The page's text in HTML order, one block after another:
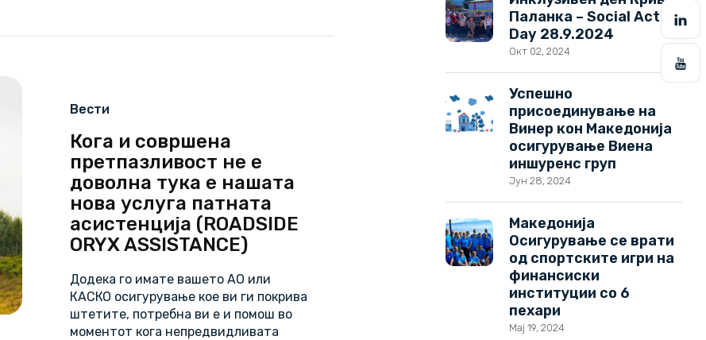
Вести
Кога и совршена
претпазливост не е
доволна тука е нашата
нова услуга патната
асистенција (ROADSIDE
ORYX ASSISTANCE)
Додека го имате вашето АО или
КАСКО осигурување кое ви ги покрива
штетите, потребна ви е и помош во
моментот кога непредвидливата
Паланка – Social Active
Day 28.9.2024
Окт 02, 2024
Успешно
присоединување на
Винер кон Македонија
осигурување Виена
иншуренс груп
Јун 28, 2024
Македонија
Осигурување се врати
од спортските игри на
финансиски
институции со 6
пехари
Мај 19, 2024